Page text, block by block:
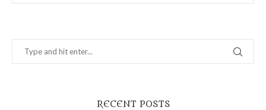
RECENT POSTS